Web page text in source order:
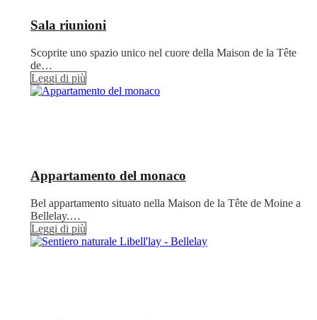
Sala riunioni
Scoprite uno spazio unico nel cuore della Maison de la Tête
de…
Leggi di più
Appartamento del monaco
Bel appartamento situato nella Maison de la Tête de Moine a
Bellelay.…
Leggi di più